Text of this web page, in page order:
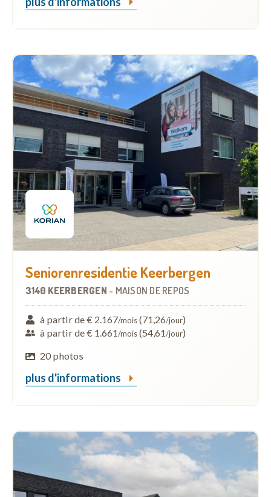
Seniorenresidentie Keerbergen
3140 KEERBERGEN - MAISON DE REPOS
à partir de € 2.167/mois(71,26/jour)
à partir de € 1.661/mois(54,61/jour)
20 photos
plus d'informations